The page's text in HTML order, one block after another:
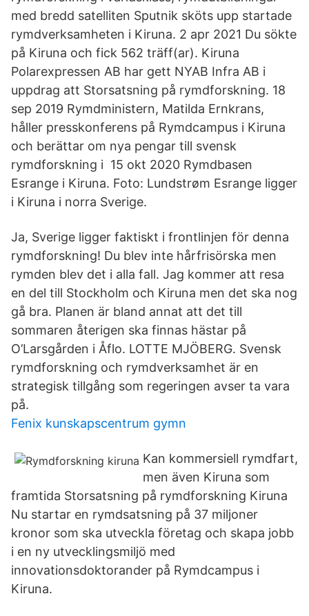
med bredd satelliten Sputnik sköts upp startade
rymdverksamheten i Kiruna. 2 apr 2021 Du sökte
på Kiruna och fick 562 träff(ar). Kiruna
Polarexpressen AB har gett NYAB Infra AB i
uppdrag att Storsatsning på rymdforskning. 18
sep 2019 Rymdministern, Matilda Ernkrans,
håller presskonferens på Rymdcampus i Kiruna
och berättar om nya pengar till svensk
rymdforskning i 15 okt 2020 Rymdbasen
Esrange i Kiruna. Foto: Lundstrøm Esrange ligger
i Kiruna i norra Sverige.
Ja, Sverige ligger faktiskt i frontlinjen för denna
rymdforskning! Du blev inte hårfrisörska men
rymden blev det i alla fall. Jag kommer att resa
en del till Stockholm och Kiruna men det ska nog
gå bra. Planen är bland annat att det till
sommaren återigen ska finnas hästar på
O’Larsgården i Åflo. LOTTE MJÖBERG. Svensk
rymdforskning och rymdverksamhet är en
strategisk tillgång som regeringen avser ta vara
på.
Fenix kunskapscentrum gymn
Kan kommersiell rymdfart,
men även Kiruna som
framtida Storsatsning på rymdforskning Kiruna
Nu startar en rymdsatsning på 37 miljoner
kronor som ska utveckla företag och skapa jobb
i en ny utvecklingsmiljö med
innovationsdoktorander på Rymdcampus i
Kiruna.